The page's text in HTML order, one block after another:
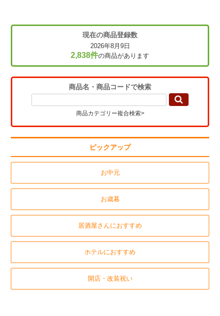
現在の商品登録数
2026年8月9日
2,838件の商品があります
商品名・商品コードで検索
商品カテゴリー複合検索>
ピックアップ
お中元
お歳暮
居酒屋さんにおすすめ
ホテルにおすすめ
開店・改装祝い